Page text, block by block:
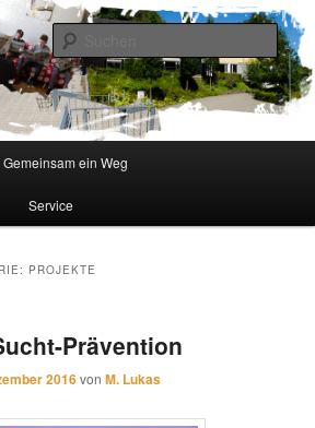
im Walbachtal
Gemeinsam ein Weg
Service
PROJEKTE
Prävention
2016vonM. Lukas